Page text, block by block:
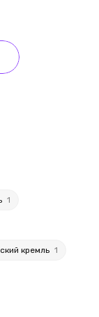
1
кремль 1